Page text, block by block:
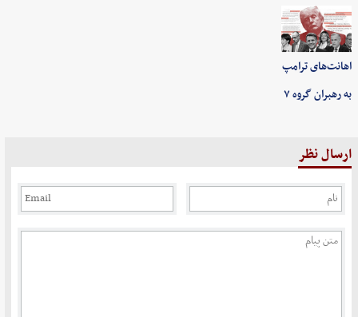
اهانت‌های ترامپ
به رهبران گروه ۷
ارسال نظر